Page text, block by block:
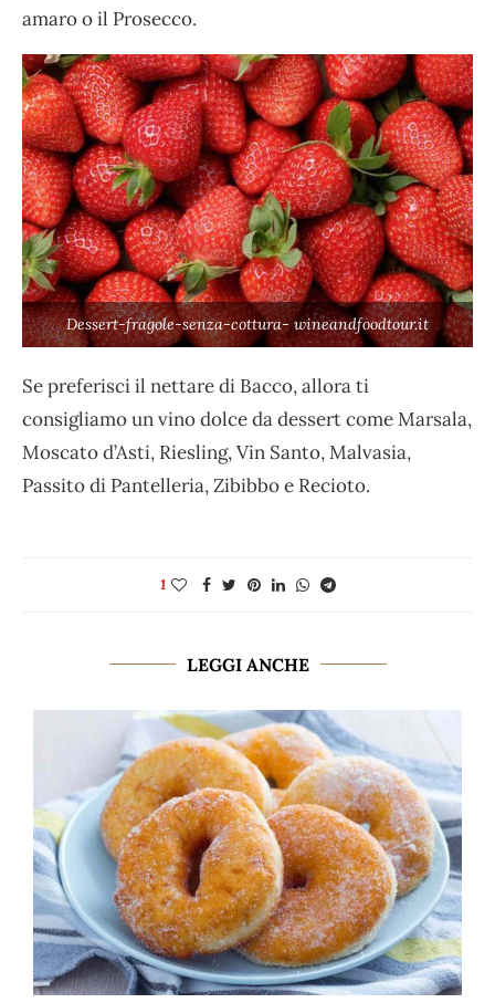
amaro o il Prosecco.
Dessert-fragole-senza-cottura- wineandfoodtour.it
Se preferisci il nettare di Bacco, allora ti
consigliamo un vino dolce da dessert come Marsala,
Moscato d’Asti, Riesling, Vin Santo, Malvasia,
Passito di Pantelleria, Zibibbo e Recioto.
1
LEGGI ANCHE